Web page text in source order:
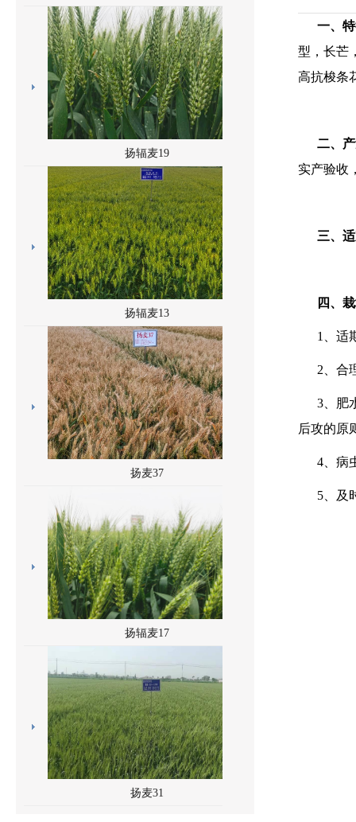
扬辐麦19
扬辐麦13
扬麦37
扬辐麦17
扬麦31
一、
型，长芒
高抗梭条
二、
实产验收
三、
四、
1、适
2、合
3、肥
后攻的原
4、病
5、及